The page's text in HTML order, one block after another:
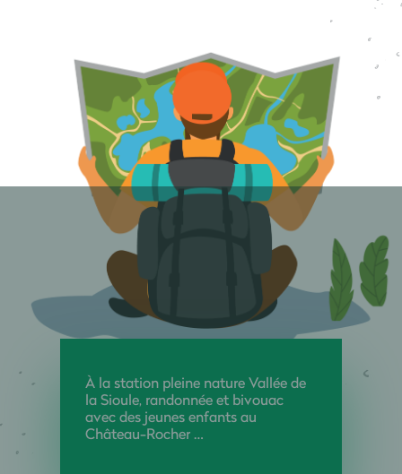
À la station pleine nature Vallée de
la Sioule, randonnée et bivouac
avec des jeunes enfants au
Château-Rocher …